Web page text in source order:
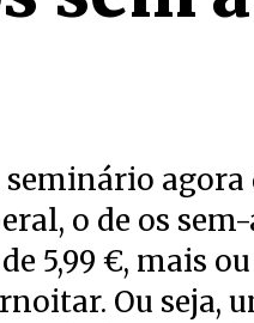
agora
o de os
5,99 €, mais
Ou seja,